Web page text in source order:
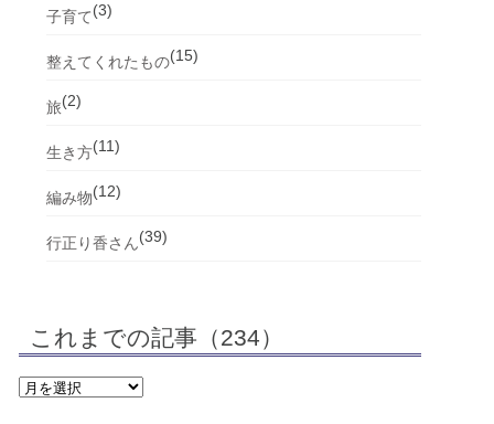
子育て(3)
整えてくれたもの(15)
旅(2)
生き方(11)
編み物(12)
行正り香さん(39)
これまでの記事（234）